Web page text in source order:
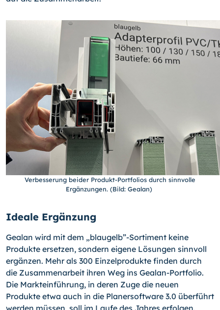
Verbesserung beider Produkt-Portfolios durch sinnvolle
Ergänzungen. (Bild: Gealan)
Ideale Ergänzung
Gealan wird mit dem „blaugelb”-Sortiment keine
Produkte ersetzen, sondern eigene Lösungen sinnvoll
ergänzen. Mehr als 300 Einzelprodukte finden durch
die Zusammenarbeit ihren Weg ins Gealan-Portfolio.
Die Markteinführung, in deren Zuge die neuen
Produkte etwa auch in die Planersoftware 3.0 überführt